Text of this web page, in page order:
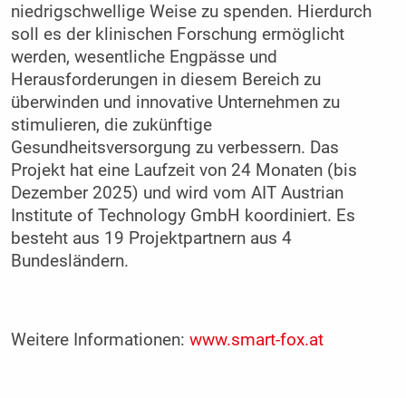
niedrigschwellige Weise zu spenden. Hierdurch
soll es der klinischen Forschung ermöglicht
werden, wesentliche Engpässe und
Herausforderungen in diesem Bereich zu
überwinden und innovative Unternehmen zu
stimulieren, die zukünftige
Gesundheitsversorgung zu verbessern. Das
Projekt hat eine Laufzeit von 24 Monaten (bis
Dezember 2025) und wird vom AIT Austrian
Institute of Technology GmbH koordiniert. Es
besteht aus 19 Projektpartnern aus 4
Bundesländern.
Weitere Informationen: www.smart-fox.at